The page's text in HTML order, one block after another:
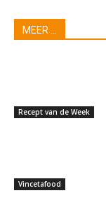
MEER ...
Recept van de Week
Vincetafood